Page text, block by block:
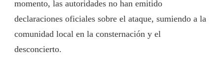
momento, las autoridades no han emitido
declaraciones oficiales sobre el ataque, sumiendo a la
comunidad local en la consternación y el
desconcierto.